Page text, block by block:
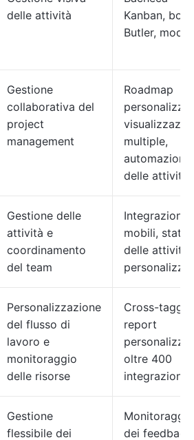
delle attività
Kanban, bot
Butler,
Gestione
collaborativa del
project
management
Roadmap
multiple,
automazioni
delle attività
Gestione delle
attività e
coordinamento
del team
Integrazioni,
mobili, stati
delle attività
Personalizzazione
del flusso di
lavoro e
monitoraggio
delle risorse
Cross-
report
oltre 400
integrazioni
Gestione
flessibile dei
Monitoraggio
dei feedback,